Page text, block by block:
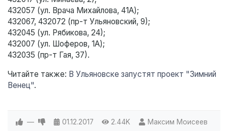
432057 (ул. Врача Михайлова, 41А);
432067, 432072 (пр-т Ульяновский, 9);
432045 (ул. Рябикова, 24);
432007 (ул. Шоферов, 1А);
432035 (пр-т Гая, 37).
Читайте также: В Ульяновске запустят проект "Зимний
Венец".
— 01.12.2017 2.44K Максим Моисеев